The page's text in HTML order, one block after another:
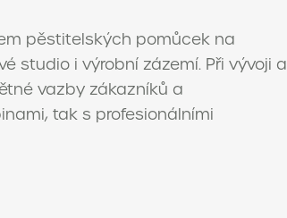
pěstitelských pomůcek na
studio i výrobní zázemí. Při vývoji a
vazby zákazníků a
tak s profesionálními